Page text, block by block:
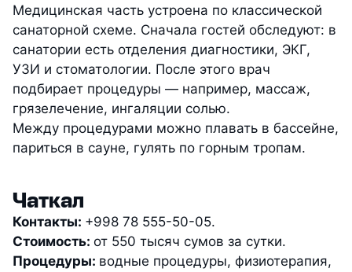
Медицинская часть устроена по классической
санаторной схеме. Сначала гостей обследуют: в
санатории есть отделения диагностики, ЭКГ,
УЗИ и стоматологии. После этого врач
подбирает процедуры — например, массаж,
грязелечение, ингаляции солью.
Между процедурами можно плавать в бассейне,
париться в сауне, гулять по горным тропам.
Чаткал
Контакты: +998 78 555-50-05.
Стоимость: от 550 тысяч сумов за сутки.
Процедуры: водные процедуры, физиотерапия,